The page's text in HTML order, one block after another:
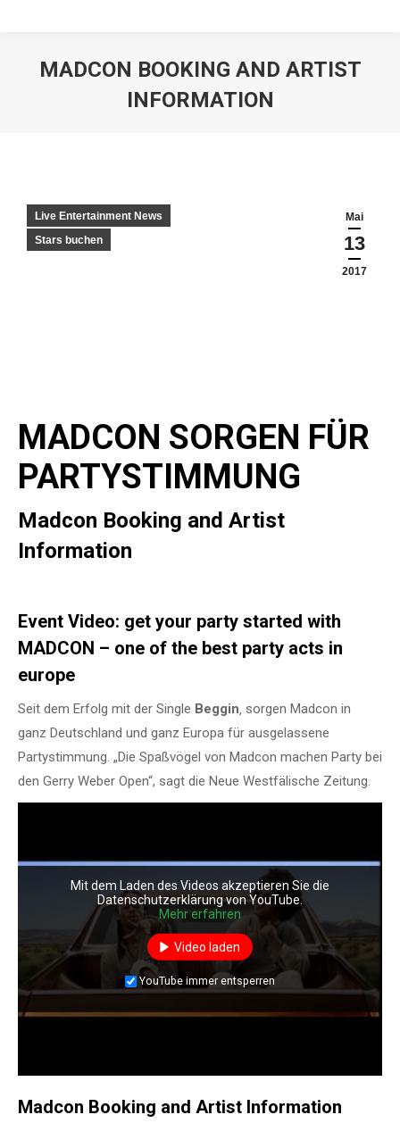
MADCON BOOKING AND ARTIST
INFORMATION
Mai
13
2017
Live Entertainment News
Stars buchen
MADCON SORGEN FÜR
PARTYSTIMMUNG
Madcon Booking and Artist
Information
Event Video: get your party started with
MADCON – one of the best party acts in
europe
Seit dem Erfolg mit der Single Beggin‚ sorgen Madcon in
ganz Deutschland und ganz Europa für ausgelassene
Partystimmung. „Die Spaßvögel von Madcon machen Party bei
den Gerry Weber Open“, sagt die Neue Westfälische Zeitung.
Mit dem Laden des Videos akzeptieren Sie die
Datenschutzerklärung von YouTube.
Mehr erfahren
Video laden
YouTube immer entsperren
Madcon Booking and Artist Information